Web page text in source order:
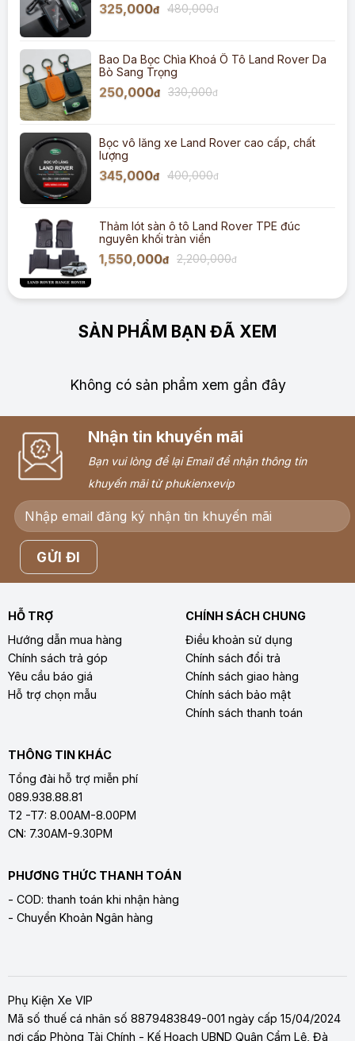
325,000đ 480,000đ
Bao Da Bọc Chìa Khoá Ô Tô Land Rover Da
Bò Sang Trọng
250,000đ 330,000đ
Bọc vô lăng xe Land Rover cao cấp, chất
lượng
345,000đ 400,000đ
Thảm lót sàn ô tô Land Rover TPE đúc
nguyên khối tràn viền
1,550,000đ 2,200,000đ
SẢN PHẨM BẠN ĐÃ XEM
Không có sản phẩm xem gần đây
Nhận tin khuyến mãi
Bạn vui lòng để lại Email để nhận thông tin
khuyến mãi từ phukienxevip
HỖ TRỢ
Hướng dẫn mua hàng
Chính sách trả góp
Yêu cầu báo giá
Hỗ trợ chọn mẫu
CHÍNH SÁCH CHUNG
Điều khoản sử dụng
Chính sách đổi trả
Chính sách giao hàng
Chính sách bảo mật
Chính sách thanh toán
THÔNG TIN KHÁC
Tổng đài hỗ trợ miễn phí
089.938.88.81
T2 -T7: 8.00AM-8.00PM
CN: 7.30AM-9.30PM
PHƯƠNG THỨC THANH TOÁN
- COD: thanh toán khi nhận hàng
- Chuyển Khoản Ngân hàng
Phụ Kiện Xe VIP
Mã số thuế cá nhân số 8879483849-001 ngày cấp 15/04/2024
nơi cấp Phòng Tài Chính - Kế Hoạch UBND Quận Cẩm Lệ, Đà